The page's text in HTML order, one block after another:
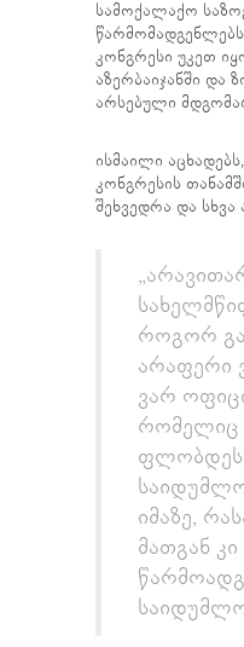
სამოქალაქო
კონგრესი უკეთ
აზერბაიჯანში და
არსებული
ისმაილი
კონგრესის
შეხვედრა და
როგორ
არაფერი
ვარ
რომელიც
ფლობდეს
იმაზე,
მათგან